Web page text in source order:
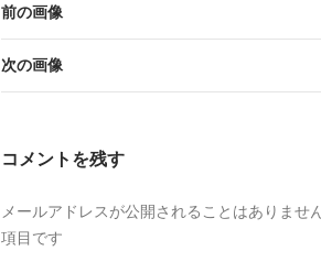
前の画像
次の画像
コメントを残す
メールアドレスが公開されることはありません
項目です